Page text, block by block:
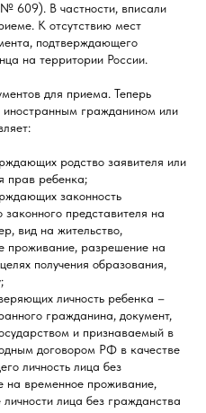
609). В частности, вписали
К отсутствию мест
подтверждающего
на территории России.
для приема. Теперь
иностранным гражданином или
родство заявителя или
прав ребенка;
законность
представителя на
вид на жительство,
проживание, разрешение на
получения образования,
личность ребенка –
гражданина, документ,
и признаваемый в
договором РФ в качестве
личность лица без
на временное проживание,
лица без гражданства